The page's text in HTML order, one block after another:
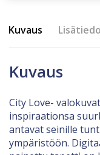
Kuvaus
Kuvaus
City Love-
inspiraationsa
antavat seinille
ympäristöön.